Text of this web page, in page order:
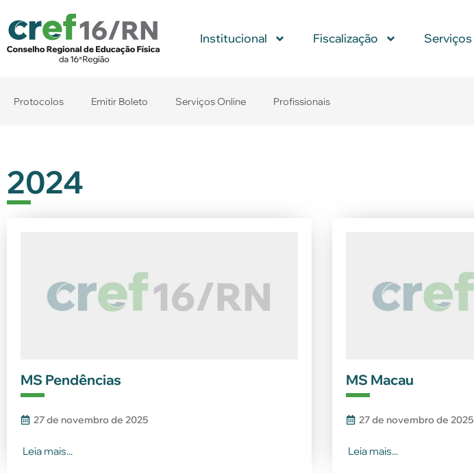
Institucional Fiscalização Serviços
Protocolos Emitir Boleto Serviços Online Profissionais
2024
MS Pendências
27 de novembro de 2025
Leia mais...
MS Macau
27 de novembro de 2025
Leia mais...